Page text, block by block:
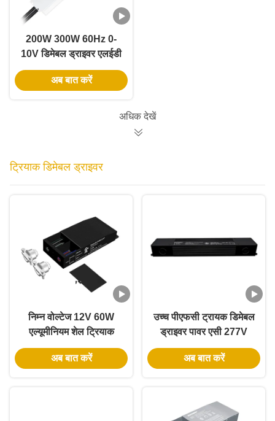
200W 300W 60Hz 0-
10V डिमेबल ड्राइवर एलईडी
डिमिंग पावर सप्लाई
एल्यूमिनियम केस के साथ
अब बात करें
अधिक देखें
ट्रियाक डिमेबल ड्राइवर
निम्न वोल्टेज 12V 60W
एल्यूमीनियम शेल ट्रियाक
डिममेबल एलईडी ड्राइवर नेमा
3R IP65 और 91% दक्षता
अब बात करें
उच्च पीएफसी ट्रायक डिमेबल
ड्राइवर पावर एसी 277V
40W 60W वाटरप्रूफ
एलईडी ड्राइवर
अब बात करें